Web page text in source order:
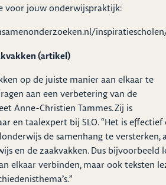
voor jouw onderwijspraktijk:
(artikel)
op de juiste manier aan elkaar te
aan een verbetering van de
Anne-Christien Tammes. Zij is
en taalexpert bij SLO. “Het is effectief
de samenhang te versterken,
en de zaakvakken. Dus bijvoorbeeld
elkaar verbinden, maar ook teksten